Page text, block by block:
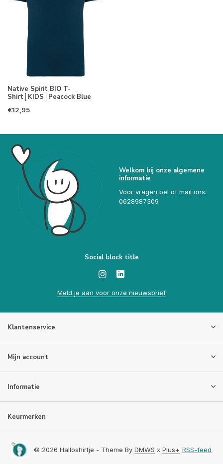
Native Spirit BIO T-
Shirt│KIDS│Peacock Blue
€12,95
Welkom bij onze algemene
informatie
Voor vragen bel of mail ons.
0628987309
Social block title
Meld je aan voor onze nieuwsbrief
Klantenservice
Mijn account
Informatie
Keurmerken
© 2026 Halloshirtje - Theme By DMWS x Plus+ RSS-feed